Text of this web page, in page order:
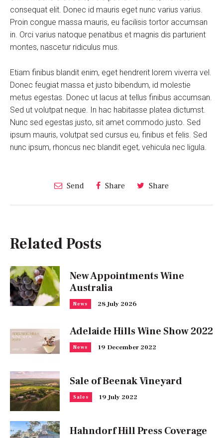
consequat elit. Donec id mauris eget nunc varius varius.
Proin congue massa mauris, eu facilisis tortor accumsan
in. Orci varius natoque penatibus et magnis dis parturient
montes, nascetur ridiculus mus.
Etiam finibus blandit enim, eget hendrerit lorem viverra vel.
Donec feugiat massa et justo bibendum, id molestie
metus egestas. Donec ut lacus at tellus finibus accumsan.
Sed ut volutpat neque. In hac habitasse platea dictumst.
Nunc sed egestas justo, sit amet commodo justo. Sed
ipsum mauris, volutpat sed cursus eu, finibus et felis. Sed
nunc ipsum, rhoncus nec blandit eget, vehicula nec ligula.
Send Share Share
Related Posts
New Appointments Wine
Australia
News 28 July 2026
Adelaide Hills Wine Show 2022
News 19 December 2022
Sale of Beenak Vineyard
Sales 19 July 2022
Hahndorf Hill Press Coverage